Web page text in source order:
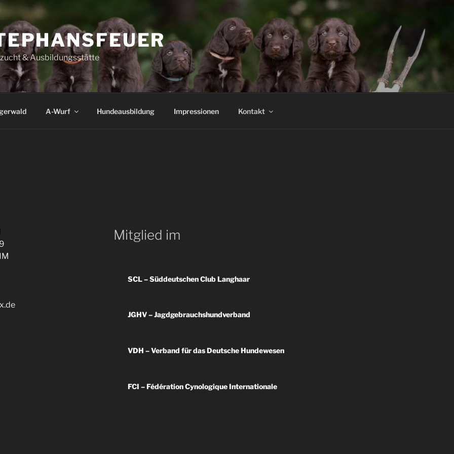
& Ausbildungsstätte
A-Wurf Hundeausbildung Impressionen Kontakt
Mitglied im
SCL – Süddeutschen Club Langhaar
JGHV – Jagdgebrauchshundverband
VDH – Verband für das Deutsche Hundewesen
FCI – Fédération Cynologique Internationale